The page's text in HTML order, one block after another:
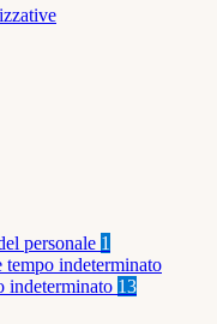
personale 1
tempo indeterminato
indeterminato 13